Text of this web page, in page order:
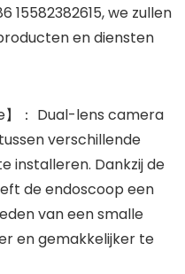
we zullen
en diensten
】： Dual-lens camera
verschillende
installeren. Dankzij de
de endoscoop een
van een smalle
en gemakkelijker te